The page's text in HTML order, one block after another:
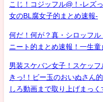
こじ！コジッフル@！-レズ
女のBL腐女子的まとめ速報-
何だ！何が？真・シロッ
ニート的まとめ速報！一生童
男装スケバン女子！スケッ
きっ!！ビー玉のおいぬさん
しろ動画まで取り上げまっく